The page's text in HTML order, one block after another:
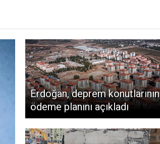
Erdoğan, deprem konutlarının
ödeme planını açıkladı